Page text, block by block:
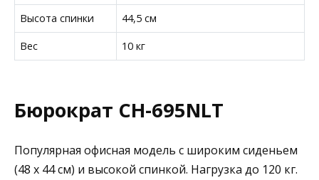
Высота спинки 44,5 см
Вес 10 кг
Бюрократ CH-695NLT
Популярная офисная модель с широким сиденьем
(48 x 44 см) и высокой спинкой. Нагрузка до 120 кг.